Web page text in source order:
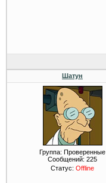
Шатун
Группа: Проверенные
Сообщений: 225
Статус: Offline